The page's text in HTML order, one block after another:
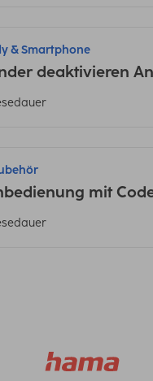
& Smartphone
deaktivieren
mit